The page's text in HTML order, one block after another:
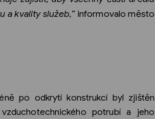
a kvality služeb,“ informovalo město
po odkrytí konstrukcí byl zjištěn
potrubí a jeho